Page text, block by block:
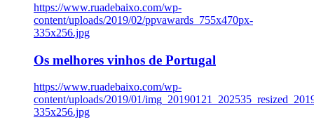
https://www.ruadebaixo.com/wp-
content/uploads/2019/02/ppvawards_755x470px-
335x256.jpg
Os melhores vinhos de Portugal
https://www.ruadebaixo.com/wp-
content/uploads/2019/01/
335x256.jpg